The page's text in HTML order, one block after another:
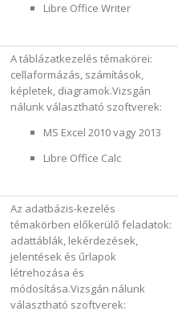
Libre Office Writer
A táblázatkezelés témakörei:
cellaformázás, számítások,
képletek, diagramok.Vizsgán
nálunk választható szoftverek:
MS Excel 2010 vagy 2013
Libre Office Calc
Az adatbázis-kezelés
témakörben előkerülő feladatok:
adattáblák, lekérdezések,
jelentések és űrlapok
létrehozása és
módosítása.Vizsgán nálunk
választható szoftverek: